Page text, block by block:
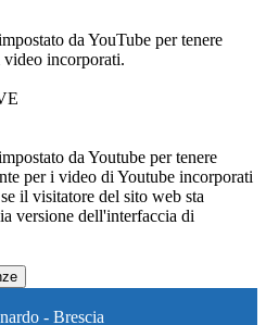
da YouTube per tenere
incorporati.
da Youtube per tenere
per i video di Youtube incorporati
il visitatore del sito web sta
versione dell'interfaccia di
- Brescia